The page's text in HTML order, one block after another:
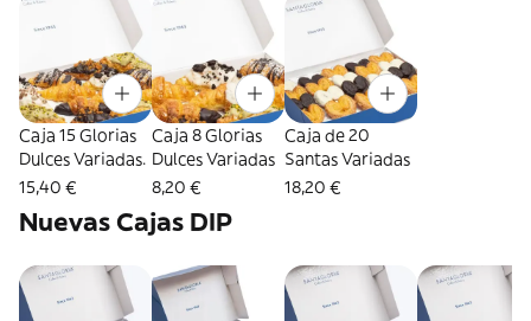
Caja 15 Glorias
Dulces Variadas.
15,40 €
Caja 8 Glorias
Dulces Variadas
8,20 €
Caja de 20
Santas Variadas
18,20 €
Nuevas Cajas DIP